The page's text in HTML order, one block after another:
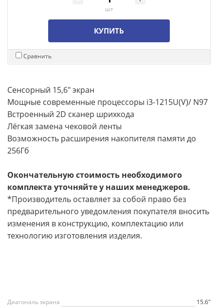
шт
КУПИТЬ
Сравнить
Сенсорный 15,6" экран
Мощные современные процессоры i3-1215U(V)/ N97
Встроенный 2D сканер шрихкода
Лёгкая замена чековой ленты
Возможность расширения накопителя памяти до
256Гб
Окончательную стоимость необходимого
комплекта уточняйте у наших менеджеров.
*Производитель оставляет за собой право без
предварительного уведомления покупателя вносить
изменения в конструкцию, комплектацию или
технологию изготовления изделия.
Диагональ экрана
15.6"